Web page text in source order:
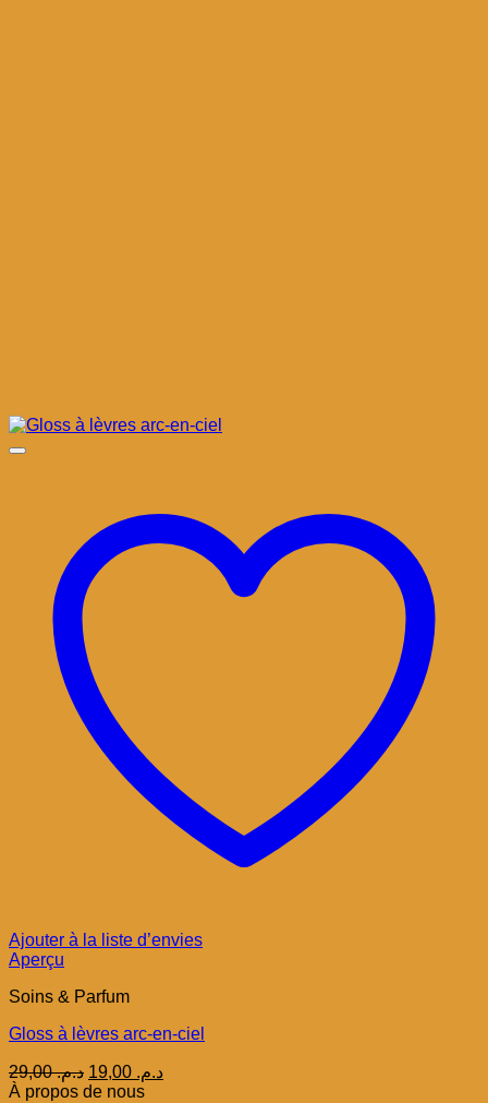
Ajouter à la liste d’envies
Aperçu
Soins & Parfum
Gloss à lèvres arc-en-ciel
د.م.29,00
Le
prix
د.م.Le
À propos de nous